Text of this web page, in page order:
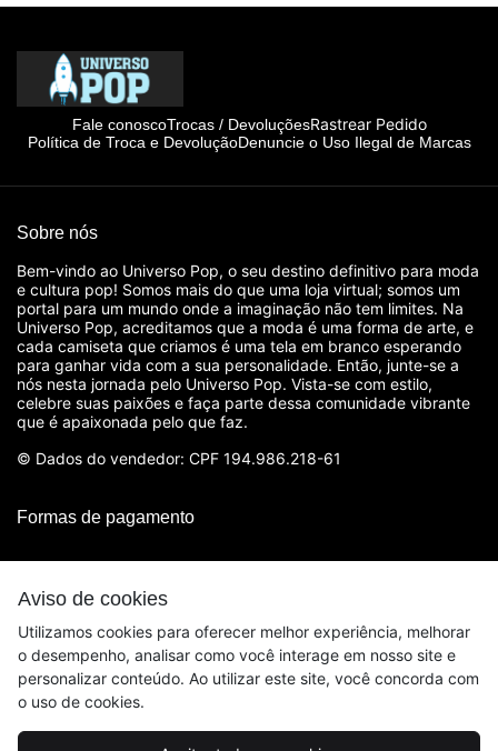
Aviso de cookies
Utilizamos cookies para oferecer melhor experiência, melhorar
o desempenho, analisar como você interage em nosso site e
personalizar conteúdo. Ao utilizar este site, você concorda com
o uso de cookies.
Fale conoscoTrocas / DevoluçõesRastrear Pedido
Política de Troca e DevoluçãoDenuncie o Uso Ilegal de Marcas
Sobre nós
Bem-vindo ao Universo Pop, o seu destino definitivo para moda
e cultura pop! Somos mais do que uma loja virtual; somos um
portal para um mundo onde a imaginação não tem limites. Na
Universo Pop, acreditamos que a moda é uma forma de arte, e
cada camiseta que criamos é uma tela em branco esperando
para ganhar vida com a sua personalidade. Então, junte-se a
nós nesta jornada pelo Universo Pop. Vista-se com estilo,
celebre suas paixões e faça parte dessa comunidade vibrante
que é apaixonada pelo que faz.
© Dados do vendedor: CPF 194.986.218-61
Formas de pagamento